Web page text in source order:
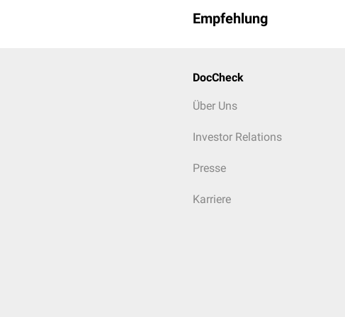
Empfehlung
DocCheck
Über Uns
Investor Relations
Presse
Karriere